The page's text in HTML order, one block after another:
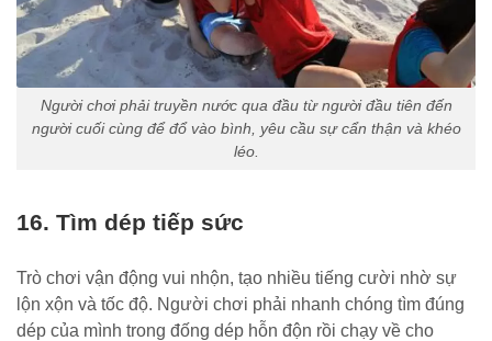
Người chơi phải truyền nước qua đầu từ người đầu tiên đến
người cuối cùng để đổ vào bình, yêu cầu sự cẩn thận và khéo
léo.
16. Tìm dép tiếp sức
Trò chơi vận động vui nhộn, tạo nhiều tiếng cười nhờ sự
lộn xộn và tốc độ. Người chơi phải nhanh chóng tìm đúng
dép của mình trong đống dép hỗn độn rồi chạy về cho